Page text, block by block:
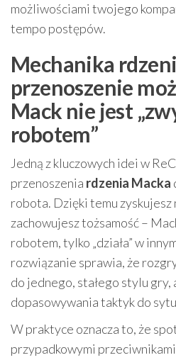
możliwościami twojego
tempo postępów.
Mechanika
przenoszenie
Mack nie jest
robotem”
Jedną z kluczowych idei w
przenoszenia rdzenia Macka
robota. Dzięki temu zyskujesz
zachowujesz tożsamość –
robotem, tylko „działa” w
rozwiązanie sprawia, że
do jednego, stałego stylu gry,
dopasowywania taktyk do
W praktyce oznacza to, że
przypadkowymi